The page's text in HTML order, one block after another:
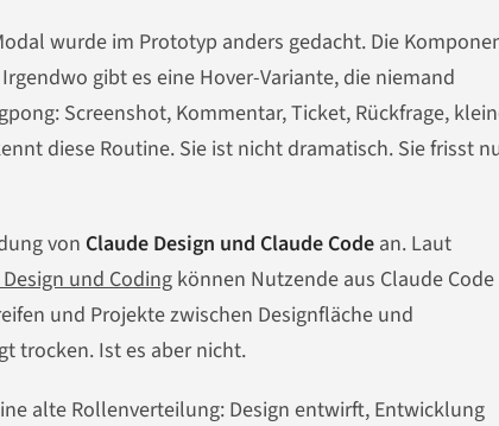
wurde im Prototyp anders gedacht. Die
gibt es eine Hover-Variante, die niemand
Screenshot, Kommentar, Ticket, Rückfrage,
diese Routine. Sie ist nicht dramatisch. Sie frisst
von Claude Design und Claude Code an. Laut
und Coding können Nutzende aus Claude Code
und Projekte zwischen Designfläche und
trocken. Ist es aber nicht.
alte Rollenverteilung: Design entwirft, Entwicklung